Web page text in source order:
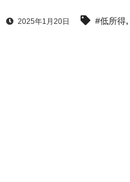
2025年1月20日 #低所得,